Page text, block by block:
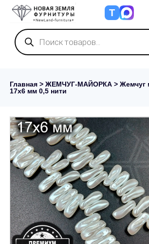
Т
Поиск
товаров
Главная > ЖЕМЧУГ-МАЙОРКА > Жемчуг
17х6 мм 0,5 нити